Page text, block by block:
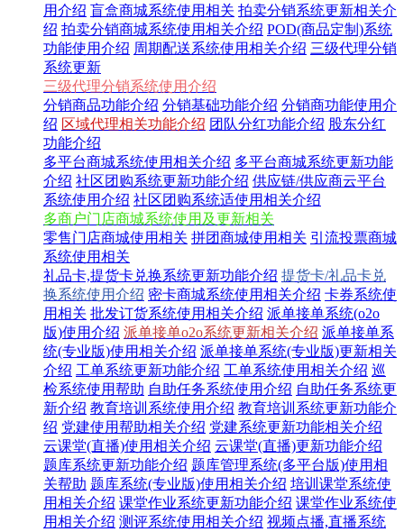
用介绍 盲盒商城系统使用相关 拍卖分销系统更新相关介
绍 拍卖分销商城系统使用相关介绍 POD(商品定制)系统
功能使用介绍 周期配送系统使用相关介绍 三级代理分销
系统更新
三级代理分销系统使用介绍
分销商品功能介绍 分销基础功能介绍 分销商功能使用介
绍 区域代理相关功能介绍 团队分红功能介绍 股东分红
功能介绍
多平台商城系统使用相关介绍 多平台商城系统更新功能
介绍 社区团购系统更新功能介绍 供应链/供应商云平台
系统使用介绍 社区团购系统适使用相关介绍
多商户门店商城系统使用及更新相关
零售门店商城使用相关 拼团商城使用相关 引流投票商城
系统使用相关
礼品卡,提货卡兑换系统更新功能介绍 提货卡/礼品卡兑
换系统使用介绍 密卡商城系统使用相关介绍 卡券系统使
用相关 批发订货系统使用相关介绍 派单接单系统(o2o
版)使用介绍 派单接单o2o系统更新相关介绍 派单接单系
统(专业版)使用相关介绍 派单接单系统(专业版)更新相关
介绍 工单系统更新功能介绍 工单系统使用相关介绍 巡
检系统使用帮助 自助任务系统使用介绍 自助任务系统更
新介绍 教育培训系统使用介绍 教育培训系统更新功能介
绍 党建使用帮助相关介绍 党建系统更新功能相关介绍
云课堂(直播)使用相关介绍 云课堂(直播)更新功能介绍
题库系统更新功能介绍 题库管理系统(多平台版)使用相
关帮助 题库系统(专业版)使用相关介绍 培训课堂系统使
用相关介绍 课堂作业系统更新功能介绍 课堂作业系统使
用相关介绍 测评系统使用相关介绍 视频点播,直播系统